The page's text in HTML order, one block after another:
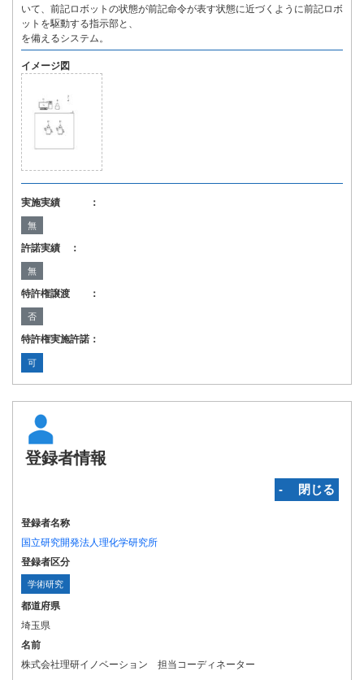
いて、前記ロボットの状態が前記命令が表す状態に近づくように前記ロボ
ットを駆動する指示部と、
を備えるシステム。
イメージ図
実施実績 ：
無
許諾実績 ：
無
特許権譲渡 ：
否
特許権実施許諾：
可
登録者情報
‐ 閉じる
登録者名称
国立研究開発法人理化学研究所
登録者区分
学術研究
都道府県
埼玉県
名前
株式会社理研イノベーション 担当コーディネーター